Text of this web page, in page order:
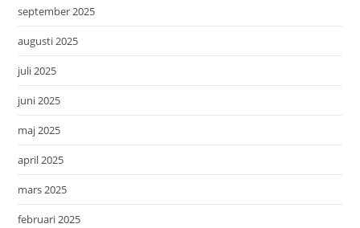
september 2025
augusti 2025
juli 2025
juni 2025
maj 2025
april 2025
mars 2025
februari 2025